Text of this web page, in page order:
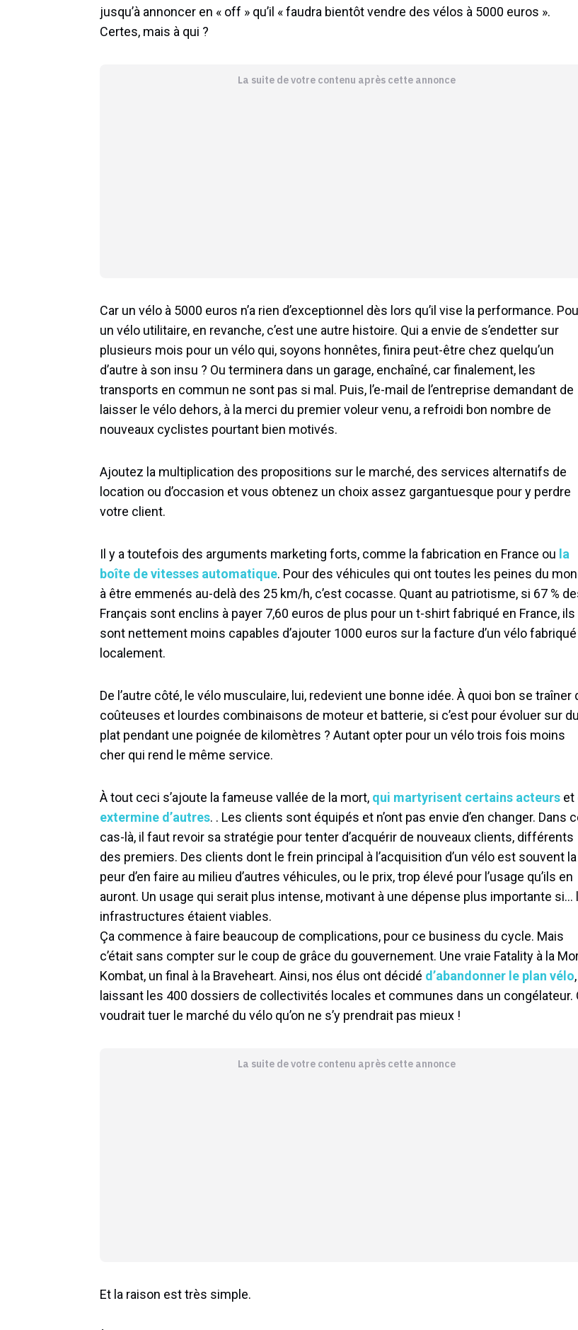
jusqu’à annoncer en « off » qu’il « faudra bientôt vendre des vélos à 5000 euros ».
Certes, mais à qui ?
La suite de votre contenu après cette annonce
Car un vélo à 5000 euros n’a rien d’exceptionnel dès lors qu’il vise la performance.
un vélo utilitaire, en revanche, c’est une autre histoire. Qui a envie de s’endetter sur
plusieurs mois pour un vélo qui, soyons honnêtes, finira peut-être chez quelqu’un
d’autre à son insu ? Ou terminera dans un garage, enchaîné, car finalement, les
transports en commun ne sont pas si mal. Puis, l’e-mail de l’entreprise demandant de
laisser le vélo dehors, à la merci du premier voleur venu, a refroidi bon nombre de
nouveaux cyclistes pourtant bien motivés.
Ajoutez la multiplication des propositions sur le marché, des services alternatifs de
location ou d’occasion et vous obtenez un choix assez gargantuesque pour y perdre
votre client.
Il y a toutefois des arguments marketing forts, comme la fabrication en France ou la
boîte de vitesses automatique. Pour des véhicules qui ont toutes les peines du
à être emmenés au-delà des 25 km/h, c’est cocasse. Quant au patriotisme, si 67 %
Français sont enclins à payer 7,60 euros de plus pour un t-shirt fabriqué en France, ils
sont nettement moins capables d’ajouter 1000 euros sur la facture d’un vélo fabriqué
localement.
De l’autre côté, le vélo musculaire, lui, redevient une bonne idée. À quoi bon se traîner
coûteuses et lourdes combinaisons de moteur et batterie, si c’est pour évoluer sur du
plat pendant une poignée de kilomètres ? Autant opter pour un vélo trois fois moins
cher qui rend le même service.
À tout ceci s’ajoute la fameuse vallée de la mort, qui martyrisent certains acteurs et
extermine d’autres. . Les clients sont équipés et n’ont pas envie d’en changer. Dans
cas-là, il faut revoir sa stratégie pour tenter d’acquérir de nouveaux clients, différents
des premiers. Des clients dont le frein principal à l’acquisition d’un vélo est souvent la
peur d’en faire au milieu d’autres véhicules, ou le prix, trop élevé pour l’usage qu’ils en
auront. Un usage qui serait plus intense, motivant à une dépense plus importante si…
infrastructures étaient viables.
Ça commence à faire beaucoup de complications, pour ce business du cycle. Mais
c’était sans compter sur le coup de grâce du gouvernement. Une vraie Fatality à la
Kombat, un final à la Braveheart. Ainsi, nos élus ont décidé d’abandonner le plan vélo,
laissant les 400 dossiers de collectivités locales et communes dans un congélateur.
voudrait tuer le marché du vélo qu’on ne s’y prendrait pas mieux !
La suite de votre contenu après cette annonce
Et la raison est très simple.